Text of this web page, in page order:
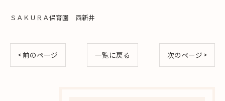
ＳＡＫＵＲＡ保育園 西新井
< 前のページ 一覧に戻る 次のページ >